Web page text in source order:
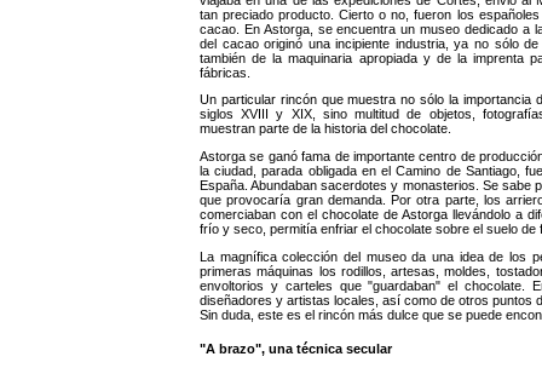
tan preciado producto. Cierto o no, fueron los
cacao. En Astorga, se encuentra un museo dedicado a
del cacao originó una incipiente industria, ya no sólo
también de la maquinaria apropiada y de la imprenta
fábricas.
Un particular rincón que muestra no sólo la importancia
siglos XVIII y XIX, sino multitud de objetos,
muestran parte de la historia del chocolate.
Astorga se ganó fama de importante centro de
la ciudad, parada obligada en el Camino de Santiago,
España. Abundaban sacerdotes y monasterios. Se sabe
que provocaría gran demanda. Por otra parte, los
comerciaban con el chocolate de Astorga llevándolo a
frío y seco, permitía enfriar el chocolate sobre el suelo
La magnífica colección del museo da una idea de los
primeras máquinas los rodillos, artesas, moldes,
envoltorios y carteles que "guardaban" el
diseñadores y artistas locales, así como de otros puntos
Sin duda, este es el rincón más dulce que se puede
"A brazo", una técnica secular